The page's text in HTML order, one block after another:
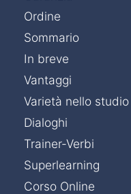
Ordine
Sommario
In breve
Vantaggi
Varietà nello studio
Dialoghi
Trainer-Verbi
Superlearning
Corso Online